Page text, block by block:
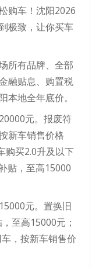
购车！沈阳2026
极致，让你买车
所有品牌、全部
融贴息、购置税
本地全年底价。
元。报废符
新车销售价格
购买2.0升及以下
贴，至高15000
元。置换旧
至高15000元；
，按新车销售价